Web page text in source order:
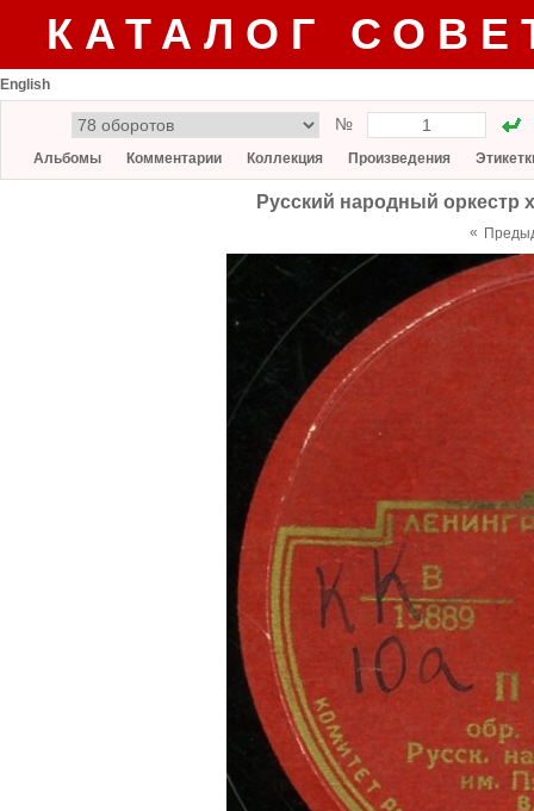
КАТАЛОГ
English
№
Альбомы Комментарии Коллекция Произведения
Русский народный оркестр
«